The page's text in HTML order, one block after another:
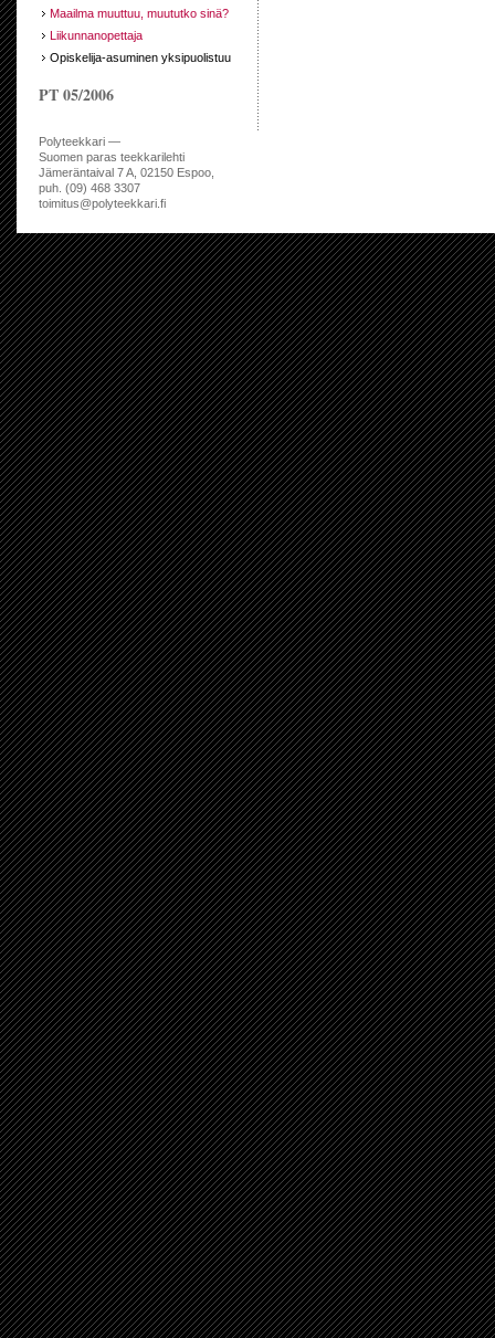
Maailma muuttuu, muututko sinä?
Liikunnanopettaja
Opiskelija-asuminen yksipuolistuu
PT 05/2006
Polyteekkari —
Suomen paras teekkarilehti
Jämeräntaival 7 A, 02150 Espoo,
puh. (09) 468 3307
toimitus@polyteekkari.fi